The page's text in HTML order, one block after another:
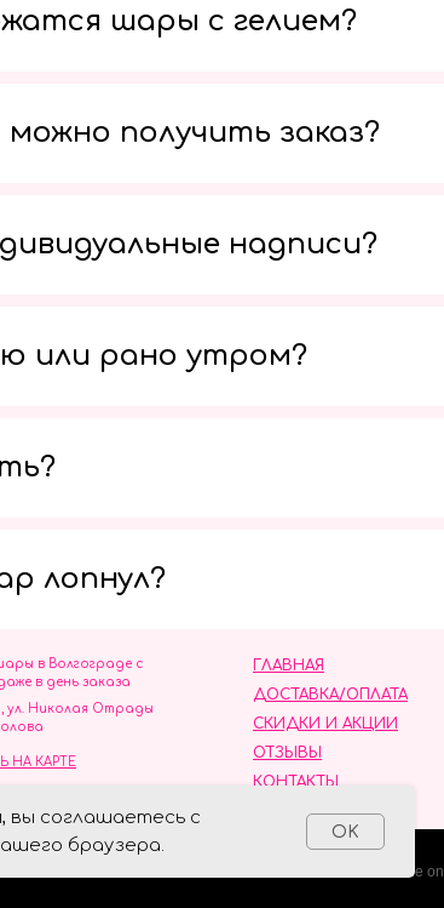
вы соглашаетесь с
браузера.
OK
шары с гелием?
получить заказ?
надписи?
или рано утром?
лопнул?
ОТЗЫВЫ
ГЛАВНАЯ
ДОСТАВКА/ОПЛАТА
СКИДКИ И АКЦИИ
КОНТАКТЫ
в Волгограде с
в день заказа
ул. Николая Отрады
НА КАРТЕ
обработки персональных данных
Made on